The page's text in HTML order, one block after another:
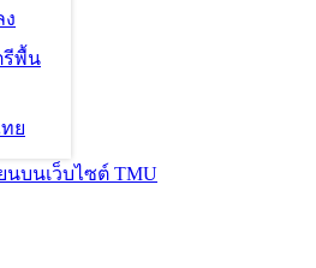
ง
รีพื้น
ย
นบนเว็บไซต์ TMU